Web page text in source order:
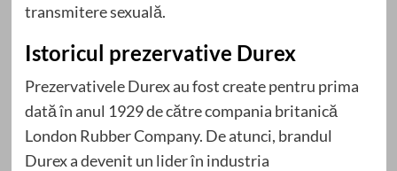
transmitere sexuală.
Istoricul prezervative Durex
Prezervativele Durex au fost create pentru prima
dată în anul 1929 de către compania britanică
London Rubber Company. De atunci, brandul
Durex a devenit un lider în industria